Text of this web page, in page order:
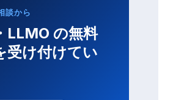
談から
LLMO の無料
受け付けてい